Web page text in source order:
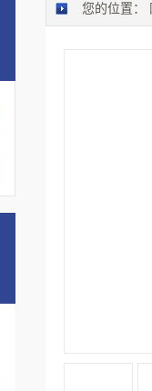
您的位置：